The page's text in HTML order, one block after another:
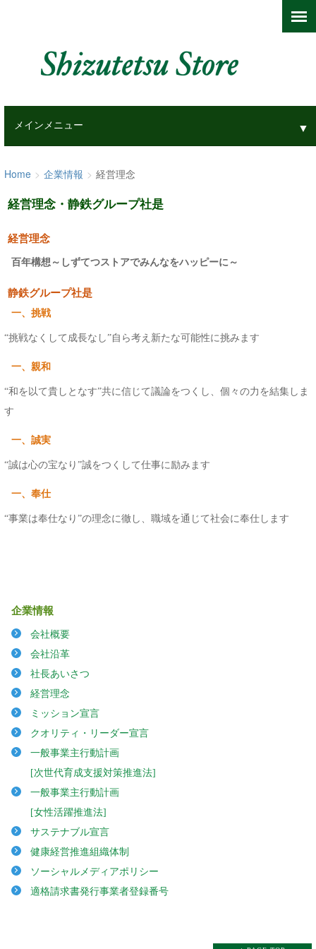
メインメニュー ▼
Home > 企業情報 > 経営理念
経営理念・静鉄グループ社是
経営理念
百年構想～しずてつストアでみんなをハッピーに～
静鉄グループ社是
一、挑戦
“挑戦なくして成長なし”自ら考え新たな可能性に挑みます
一、親和
“和を以て貴しとなす”共に信じて議論をつくし、個々の力を結集しま
す
一、誠実
“誠は心の宝なり”誠をつくして仕事に励みます
一、奉仕
“事業は奉仕なり”の理念に徹し、職域を通じて社会に奉仕します
企業情報
会社概要
会社沿革
社長あいさつ
経営理念
ミッション宣言
クオリティ・リーダー宣言
一般事業主行動計画
[次世代育成支援対策推進法]
一般事業主行動計画
[女性活躍推進法]
サステナブル宣言
健康経営推進組織体制
ソーシャルメディアポリシー
適格請求書発行事業者登録番号